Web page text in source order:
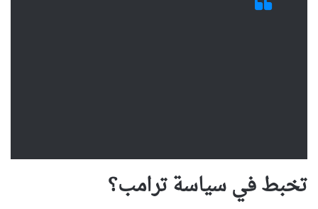
تخبط في سياسة ترامب؟